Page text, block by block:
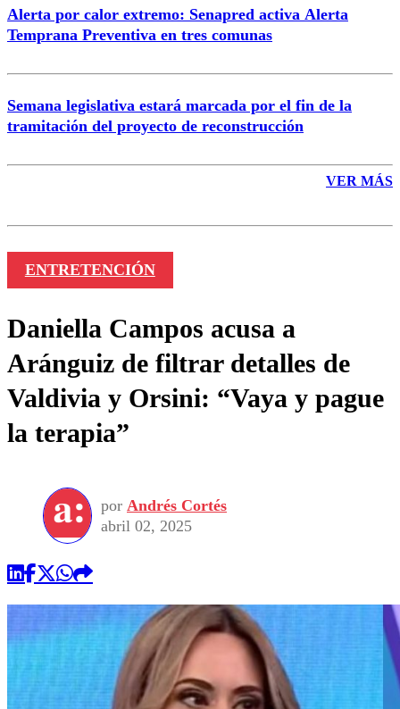
Alerta por calor extremo: Senapred activa Alerta
Temprana Preventiva en tres comunas
Semana legislativa estará marcada por el fin de la
tramitación del proyecto de reconstrucción
VER MÁS
ENTRETENCIÓN
Daniella Campos acusa a
Aránguiz de filtrar detalles de
Valdivia y Orsini: “Vaya y pague
la terapia”
por Andrés Cortés
abril 02, 2025